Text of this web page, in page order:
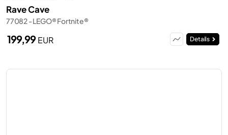
Rave Cave
77082 - LEGO® Fortnite®
199,99EUR Details